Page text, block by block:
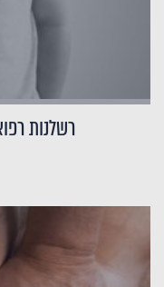
רשלנות